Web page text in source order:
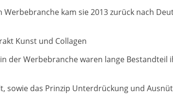
kam sie 2013 zurück nach
Kunst und Collagen
der Werbebranche waren lange Bestandteil
sowie das Prinzip Unterdrückung und